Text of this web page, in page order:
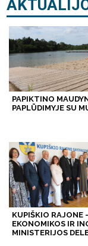
PAPIKTINO
PAPLŪDIMYJE SU
KUPIŠKIO RAJONE
EKONOMIKOS IR
MINISTERIJOS